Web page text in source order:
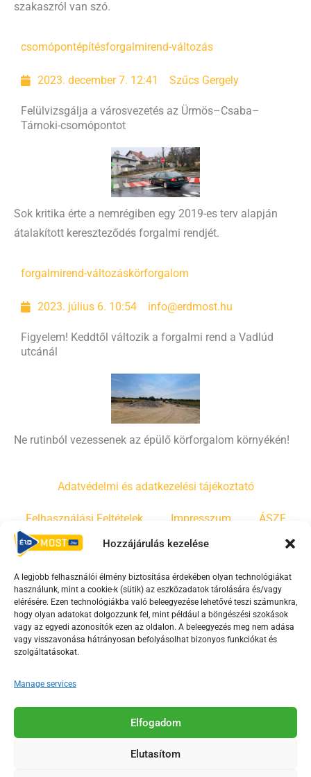
Hozzájárulás kezelése
A legjobb felhasználói élmény biztosítása érdekében olyan technológiákat
használunk, mint a cookie-k (sütik) az eszközadatok tárolására és/vagy
elérésére. Ezen technológiákba való beleegyezése lehetővé teszi számunkra,
hogy olyan adatokat dolgozzunk fel, mint például a böngészési szokások
vagy az egyedi azonosítók ezen az oldalon. A beleegyezés meg nem adása
vagy visszavonása hátrányosan befolyásolhat bizonyos funkciókat és
szolgáltatásokat.
Manage services
Elfogadom
Elutasítom
szakaszról van szó.
csomópontépítésforgalmirend-változás
2023. december 7. 12:41 Szűcs Gergely
Felülvizsgálja a városvezetés az Ürmös–Csaba–
Tárnoki-csomópontot
Sok kritika érte a nemrégiben egy 2019-es terv alapján
átalakított kereszteződés forgalmi rendjét.
forgalmirend-változáskörforgalom
2023. július 6. 10:54 info@erdmost.hu
Figyelem! Keddtől változik a forgalmi rend a Vadlúd
utcánál
Ne rutinból vezessenek az épülő körforgalom környékén!
Adatvédelmi és adatkezelési tájékoztató
Felhasználási Feltételek Impresszum ÁSZF
Irányelvek Moderálási szabályzat
F
a
c
e
o
o
-
Y
o
u
t
b
e
s
T
i
k
Az Érd Média médiaszolgáltatási tevékenységét a
Médiatanács a Magyar Média Mecenatúra program